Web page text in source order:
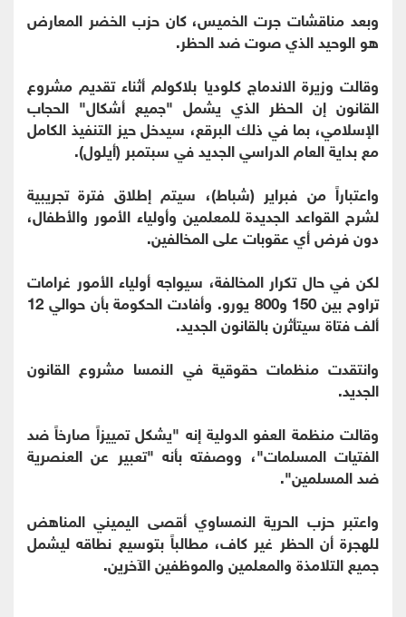
وبعد مناقشات جرت الخميس، كان حزب الخضر المعارض
هو الوحيد الذي صوت ضد الحظر.
وقالت وزيرة الاندماج كلوديا بلاكولم أثناء تقديم مشروع
القانون إن الحظر الذي يشمل "جميع أشكال" الحجاب
الإسلامي، بما في ذلك البرقع، سيدخل حيز التنفيذ الكامل
مع بداية العام الدراسي الجديد في سبتمبر (أيلول).
واعتباراً من فبراير (شباط)، سيتم إطلاق فترة تجريبية
لشرح القواعد الجديدة للمعلمين وأولياء الأمور والأطفال،
دون فرض أي عقوبات على المخالفين.
لكن في حال تكرار المخالفة، سيواجه أولياء الأمور غرامات
تراوح بين 150 و800 يورو. وأفادت الحكومة بأن حوالي 12
ألف فتاة سيتأثرن بالقانون الجديد.
وانتقدت منظمات حقوقية في النمسا مشروع القانون
الجديد.
وقالت منظمة العفو الدولية إنه "يشكل تمييزاً صارخاً ضد
الفتيات المسلمات"، ووصفته بأنه "تعبير عن العنصرية
ضد المسلمين".
واعتبر حزب الحرية النمساوي أقصى اليميني المناهض
للهجرة أن الحظر غير كاف، مطالباً بتوسيع نطاقه ليشمل
جميع التلامذة والمعلمين والموظفين الآخرين.